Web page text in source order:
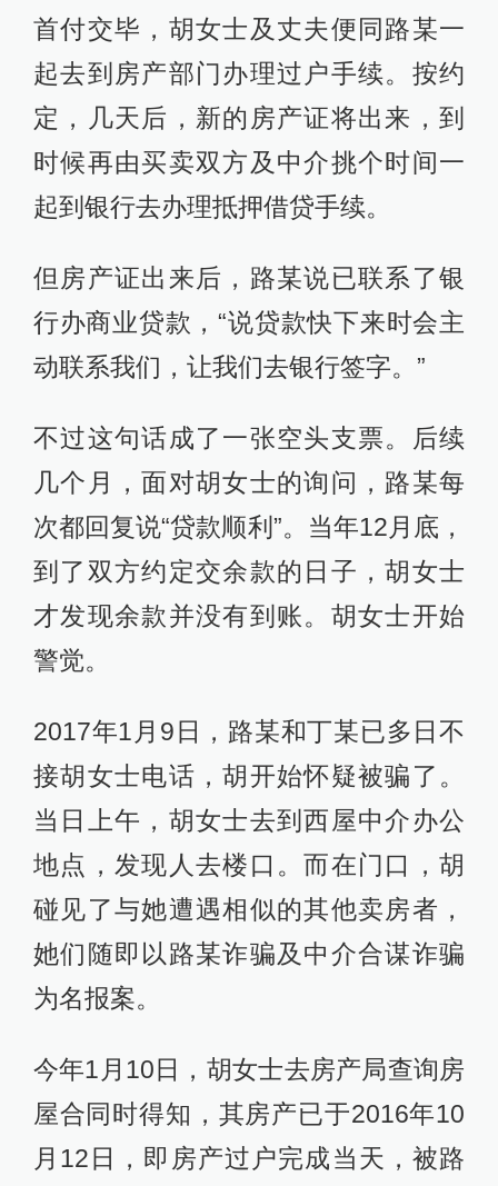
首付交毕，胡女士及丈夫便同路某一
起去到房产部门办理过户手续。按约
定，几天后，新的房产证将出来，到
时候再由买卖双方及中介挑个时间一
起到银行去办理抵押借贷手续。
但房产证出来后，路某说已联系了银
行办商业贷款，“说贷款快下来时会主
动联系我们，让我们去银行签字。”
不过这句话成了一张空头支票。后续
几个月，面对胡女士的询问，路某每
次都回复说“贷款顺利”。当年12月底，
到了双方约定交余款的日子，胡女士
才发现余款并没有到账。胡女士开始
警觉。
2017年1月9日，路某和丁某已多日不
接胡女士电话，胡开始怀疑被骗了。
当日上午，胡女士去到西屋中介办公
地点，发现人去楼口。而在门口，胡
碰见了与她遭遇相似的其他卖房者，
她们随即以路某诈骗及中介合谋诈骗
为名报案。
今年1月10日，胡女士去房产局查询房
屋合同时得知，其房产已于2016年10
月12日，即房产过户完成当天，被路